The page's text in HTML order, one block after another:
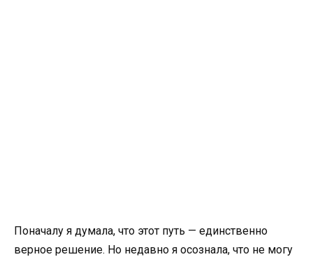
Поначалу я думала, что этот путь — единственно
верное решение. Но недавно я осознала, что не могу